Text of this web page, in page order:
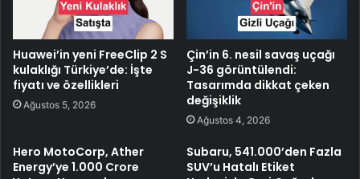
Huawei’in yeni FreeClip 2 S
kulaklığı Türkiye’de: İşte
fiyatı ve özellikleri
Ağustos 5, 2026
Çin’in 6. nesil savaş uçağı
J-36 görüntülendi:
Tasarımda dikkat çeken
değişiklik
Ağustos 4, 2026
Hero MotoCorp, Ather
Energy’ye 1.000 Crore
Subaru, 541.000’den Fazla
SUV’u Hatalı Etiket